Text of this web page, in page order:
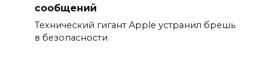
сообщений
Технический гигант Apple устранил брешь
в безопасности